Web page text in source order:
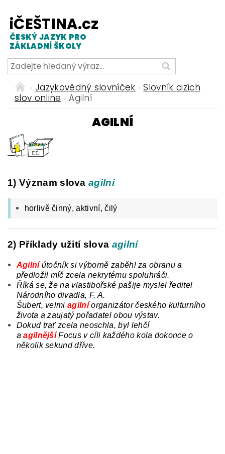
iČEŠTINA.cz
ČESKÝ JAZYK PRO
ZÁKLADNÍ ŠKOLY
Jazykovědný slovníček
Slovník cizích
slov online
Agilní
AGILNÍ
1) Význam slovaagilní
horlivě činný, aktivní, čilý
2) Příklady užití slova agilní
Agilní útočníksi výborně zaběhl za obranu a
předložil míč zcela nekrytému spoluhráči.
Říká se, že na vlastibořské pašije myslel ředitel
Národního divadla, F. A.
Šubert, velmi agilní organizátor českého kulturního
života a zaujatý pořadatel obou výstav.
Dokud trať zcela neoschla, byl lehčí
a agilnější Focus v cíli každého kola dokonce o
několik sekund dříve.